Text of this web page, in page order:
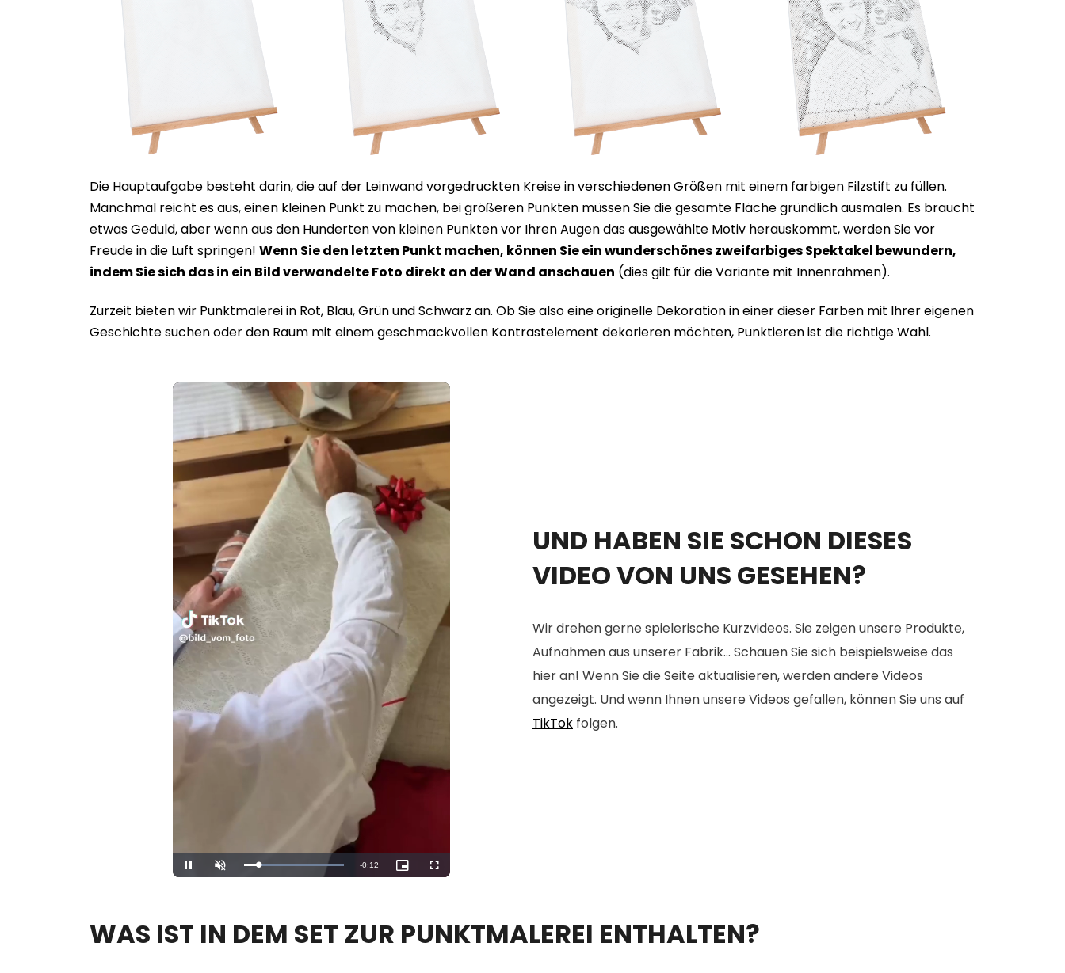
Die Hauptaufgabe besteht darin, die auf der Leinwand vorgedruckten Kreise in verschiedenen Größen mit einem farbigen Filzstift zu füllen.
Manchmal reicht es aus, einen kleinen Punkt zu machen, bei größeren Punkten müssen Sie die gesamte Fläche gründlich ausmalen. Es braucht
etwas Geduld, aber wenn aus den Hunderten von kleinen Punkten vor Ihren Augen das ausgewählte Motiv herauskommt, werden Sie vor
Freude in die Luft springen! Wenn Sie den letzten Punkt machen, können Sie ein wunderschönes zweifarbiges Spektakel bewundern,
indem Sie sich das in ein Bild verwandelte Foto direkt an der Wand anschauen (dies gilt für die Variante mit Innenrahmen).
Zurzeit bieten wir Punktmalerei in Rot, Blau, Grün und Schwarz an. Ob Sie also eine originelle Dekoration in einer dieser Farben mit Ihrer eigenen
Geschichte suchen oder den Raum mit einem geschmackvollen Kontrastelement dekorieren möchten, Punktieren ist die richtige Wahl.
Unmute Loaded:
100.00%
UND HABEN SIE SCHON DIESES
VIDEO VON UNS GESEHEN?
Wir drehen gerne spielerische Kurzvideos. Sie zeigen unsere Produkte,
Aufnahmen aus unserer Fabrik... Schauen Sie sich beispielsweise das
hier an! Wenn Sie die Seite aktualisieren, werden andere Videos
angezeigt. Und wenn Ihnen unsere Videos gefallen, können Sie uns auf
TikTok folgen.
WAS IST IN DEM SET ZUR PUNKTMALEREI ENTHALTEN?